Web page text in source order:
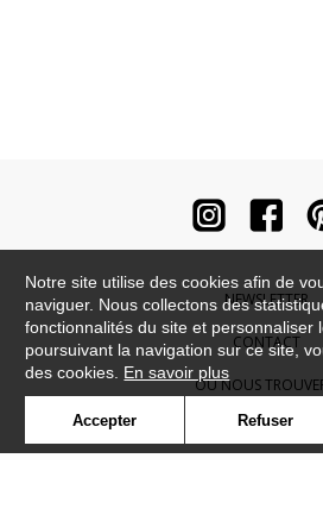
NEWSLETTER
CONTACT
OÙ NOUS
CONTRACT
Notre site utilise des cookies afin de
naviguer. Nous collectons des
fonctionnalités du site et personnaliser
poursuivant la navigation sur ce site,
des cookies. En savoir plus
Accepter Refuser